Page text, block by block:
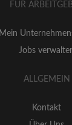
FÜR
Mein
Jobs
ALLGEMEIN
Kontakt